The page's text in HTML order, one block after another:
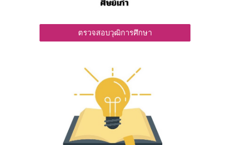
ตรวจสอบวุฒิการศึกษา